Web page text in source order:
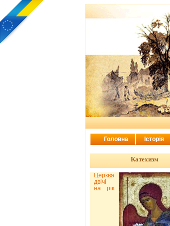
Катехизм
Церква
двічі
на рік
Головна Історія